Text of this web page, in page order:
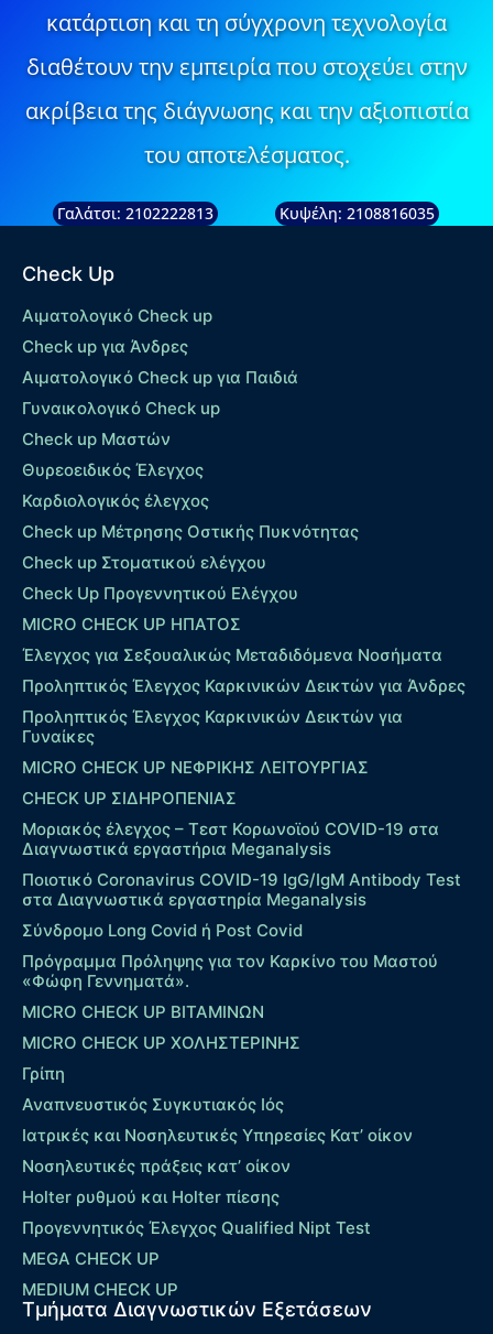
κατάρτιση και τη σύγχρονη τεχνολογία
διαθέτουν την εμπειρία που στοχεύει στην
ακρίβεια της διάγνωσης και την αξιοπιστία
του αποτελέσματος.
Γαλάτσι: 2102222813 Κυψέλη: 2108816035
Check Up
Αιματολογικό Check up
Check up για Άνδρες
Αιματολογικό Check up για Παιδιά
Γυναικολογικό Check up
Check up Μαστών
Θυρεοειδικός Έλεγχος
Καρδιολογικός έλεγχος
Check up Mέτρησης Οστικής Πυκνότητας
Check up Στοματικού ελέγχου
Check Up Προγεννητικού Ελέγχου
MICRO CHECK UP HΠΑΤΟΣ
Έλεγχος για Σεξουαλικώς Μεταδιδόμενα Νοσήματα
Προληπτικός Έλεγχος Καρκινικών Δεικτών για Άνδρες
Προληπτικός Έλεγχος Καρκινικών Δεικτών για
Γυναίκες
MICRO CHECK UP ΝΕΦΡΙΚΗΣ ΛΕΙΤΟΥΡΓΙΑΣ
CHECK UP ΣΙΔΗΡΟΠΕΝΙΑΣ
Μοριακός έλεγχος – Τεστ Κορωνοϊού COVID-19 στα
Διαγνωστικά εργαστήρια Meganalysis
Ποιοτικό Coronavirus COVID-19 IgG/IgM Antibody Test
στα Διαγνωστικά εργαστηρία Meganalysis
Σύνδρομο Long Covid ή Post Covid
Πρόγραμμα Πρόληψης για τον Καρκίνο του Μαστού
«Φώφη Γεννηματά».
MICRO CHECK UP ΒΙΤΑΜΙΝΩΝ
MICRO CHECK UP ΧΟΛΗΣΤΕΡΙΝΗΣ
Γρίπη
Αναπνευστικός Συγκυτιακός Ιός
Ιατρικές και Νοσηλευτικές Υπηρεσίες Κατ’ οίκον
Νοσηλευτικές πράξεις κατ’ οίκον
Holter ρυθμού και Holter πίεσης
Προγεννητικός Έλεγχος Qualified Nipt Test
MEGA CHECK UP
MEDIUM CHECK UP
Τμήματα Διαγνωστικών Εξετάσεων